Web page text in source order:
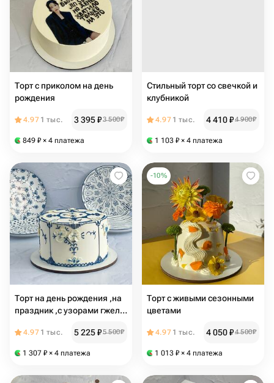
Торт с приколом на день
рождения
4.97 1 тыс. 3 395₽3 500₽
849 ₽ × 4 платежа
Стильный торт со свечкой и
клубникой
4.97 1 тыс. 4 410₽4 900₽
1 103 ₽ × 4 платежа
Торт на день рождения ,на
праздник ,с узорами гжель
4.97 1 тыс. 5 225₽5 500₽
1 307 ₽ × 4 платежа
-10%
Торт с живыми сезонными
цветами
4.97 1 тыс. 4 050₽4 500₽
1 013 ₽ × 4 платежа